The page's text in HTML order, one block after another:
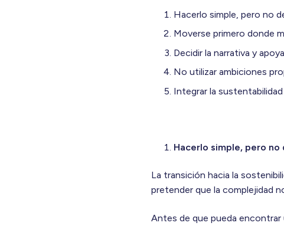
Hacerlo simple, pero no
Moverse primero donde
Decidir la narrativa y
No utilizar ambiciones
Integrar la
Hacerlo simple, pero no
La transición hacia la
pretender que la complejidad
Antes de que pueda encontrar